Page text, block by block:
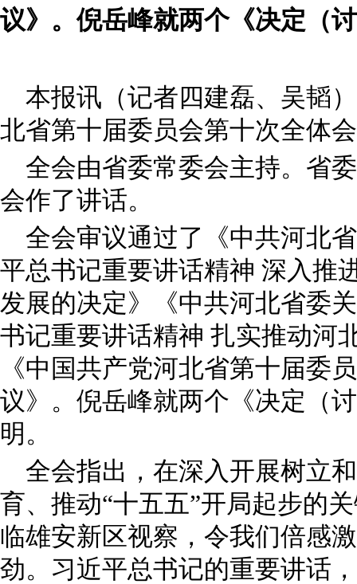
议》。倪岳峰就两个《决定（
本报讯（记者四建磊、吴韬
北省第十届委员会第十次全体
全会由省委常委会主持。省
会作了讲话。
全会审议通过了《中共河北
平总书记重要讲话精神 深入推
发展的决定》《中共河北省委
书记重要讲话精神 扎实推动河
《中国共产党河北省第十届委
议》。倪岳峰就两个《决定（
明。
全会指出，在深入开展树立
育、推动“十五五”开局起步的
临雄安新区视察，令我们倍感
劲。习近平总书记的重要讲话